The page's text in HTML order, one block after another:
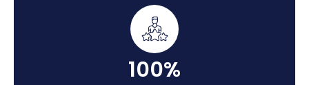
100%